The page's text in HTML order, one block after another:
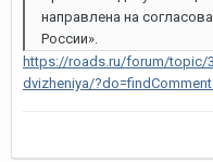
направлена на
России».
https://roads.ru/forum/topic/
dvizheniya/